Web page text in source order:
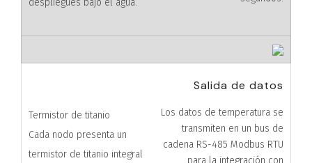
Salida de datos
Los datos de temperatura se
transmiten en un bus de
cadena RS-485 Modbus RTU